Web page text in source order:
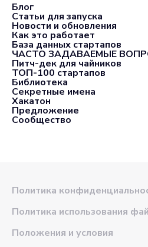
Блог
Статьи для запуска
Новости и обновления
Как это работает
База данных стартапов
ЧАСТО ЗАДАВАЕМЫЕ
Питч-дек для чайников
ТОП-100 стартапов
Библиотека
Секретные имена
Хакатон
Предложение
Сообщество
Политика
Политика использования
Положения и условия